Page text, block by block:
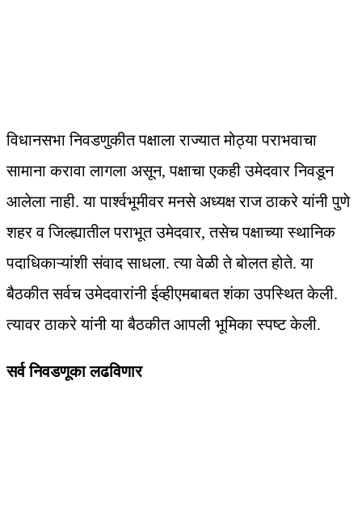
विधानसभा निवडणुकीत पक्षाला राज्यात मोठ्या पराभवाचा
सामाना करावा लागला असून, पक्षाचा एकही उमेदवार निवडून
आलेला नाही. या पार्श्वभूमीवर मनसे अध्यक्ष राज ठाकरे यांनी पुणे
शहर व जिल्ह्यातील पराभूत उमेदवार, तसेच पक्षाच्या स्थानिक
पदाधिकाऱ्यांशी संवाद साधला. त्या वेळी ते बोलत होते. या
बैठकीत सर्वच उमेदवारांनी ईव्हीएमबाबत शंका उपस्थित केली.
त्यावर ठाकरे यांनी या बैठकीत आपली भूमिका स्पष्ट केली.
सर्व निवडणूका लढविणार